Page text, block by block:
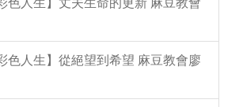
色人生】丈夫生命的更新 麻豆教會
色人生】從絕望到希望 麻豆教會廖